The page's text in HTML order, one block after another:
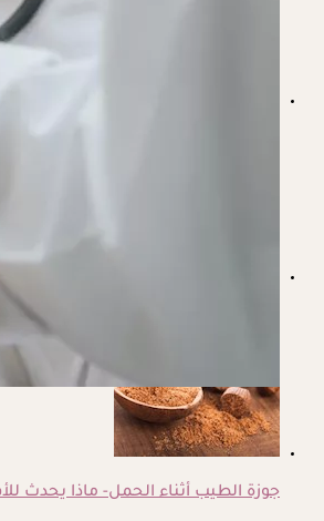
بقع الدم أثناء الحمل.. متى تكون
هل حبوب منع الحمل تسبب زيادة
جوزة الطيب أثناء الحمل- ماذا يحدث